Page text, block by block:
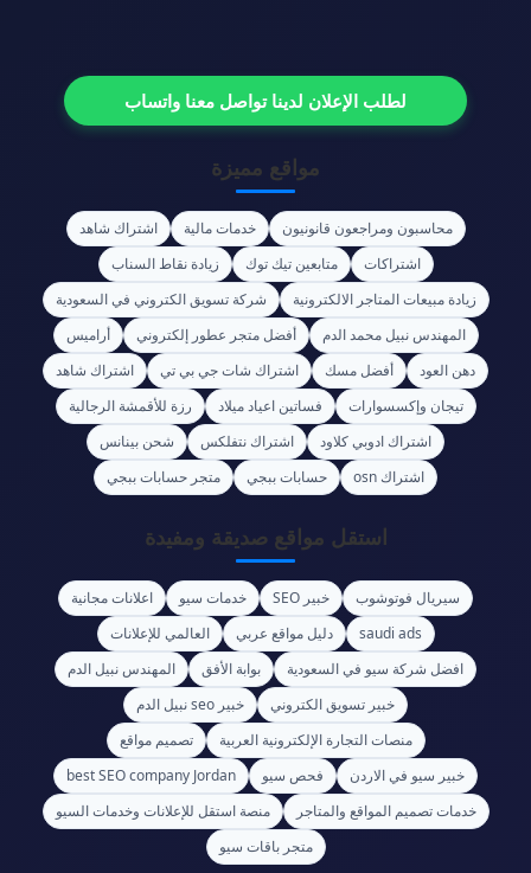
لطلب الإعلان لدينا تواصل معنا واتساب
مواقع مميزة
محاسبون ومراجعون قانونيون خدمات مالية
اشتراك شاهد
اشتراكات
متابعين تيك توك
زيادة نقاط السناب
زيادة مبيعات المتاجر الالكترونية
شركة تسويق الكتروني في السعودية
المهندس نبيل محمد الدم
أفضل متجر عطور إلكتروني
أراميس
دهن العود
أفضل مسك اشتراك شات جي بي تي
اشتراك شاهد
تيجان وإكسسوارات
فساتين اعياد ميلاد
رزة للأقمشة الرجالية
اشتراك ادوبي كلاود
اشتراك نتفلكس
شحن بينانس
اشتراك osn
حسابات ببجي متجر حسابات ببجي
استقل مواقع صديقة ومفيدة
سيريال فوتوشوب خبير SEO خدمات سيو
اعلانات مجانية
saudi ads
دليل مواقع عربي
العالمي للإعلانات
افضل شركة سيو في السعودية
بوابة الأفق
المهندس نبيل الدم
خبير تسويق الكتروني
خبير seo نبيل الدم
منصات التجارة الإلكترونية العربية
تصميم مواقع
خبير سيو في الاردن
فحص سيو
best SEO company Jordan
خدمات تصميم المواقع والمتاجر
منصة استقل للإعلانات وخدمات السيو
متجر باقات سيو